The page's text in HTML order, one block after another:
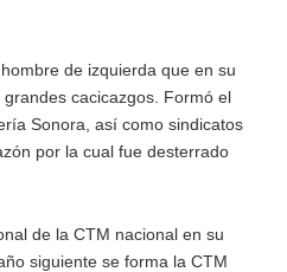
de izquierda que en su
cacicazgos. Formó el
Sonora, así como sindicatos
por la cual fue desterrado
de la CTM nacional en su
siguiente se forma la CTM